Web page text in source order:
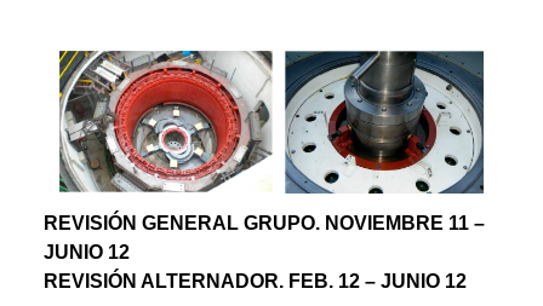
REVISIÓN GENERAL GRUPO. NOVIEMBRE 11 –
JUNIO 12
REVISIÓN ALTERNADOR. FEB. 12 – JUNIO 12